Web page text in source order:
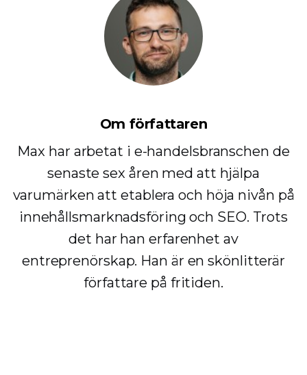
Om författaren
Max har arbetat i e-handelsbranschen de
senaste sex åren med att hjälpa
varumärken att etablera och höja nivån på
innehållsmarknadsföring och SEO. Trots
det har han erfarenhet av
entreprenörskap. Han är en skönlitterär
författare på fritiden.